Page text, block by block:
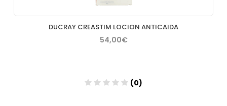
DUCRAY CREASTIM LOCION ANTICAIDA
54,00€
(0)